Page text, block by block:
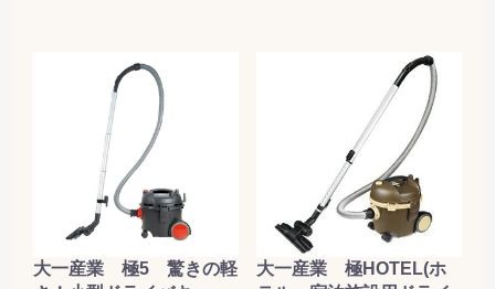
大一産業 極5 驚きの軽
大一産業 極HOTEL(ホ